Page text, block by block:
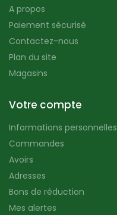
A propos
Paiement sécurisé
Contactez-nous
Plan du site
Magasins
Votre compte
Informations personnelles
Commandes
Avoirs
Adresses
Bons de réduction
Mes alertes